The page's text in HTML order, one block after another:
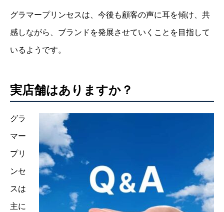
グラマープリンセスは、今後も顧客の声に耳を傾け、共
感しながら、ブランドを発展させていくことを目指して
いるようです。
実店舗はありますか？
グラ
マー
プリ
ンセ
スは
主に